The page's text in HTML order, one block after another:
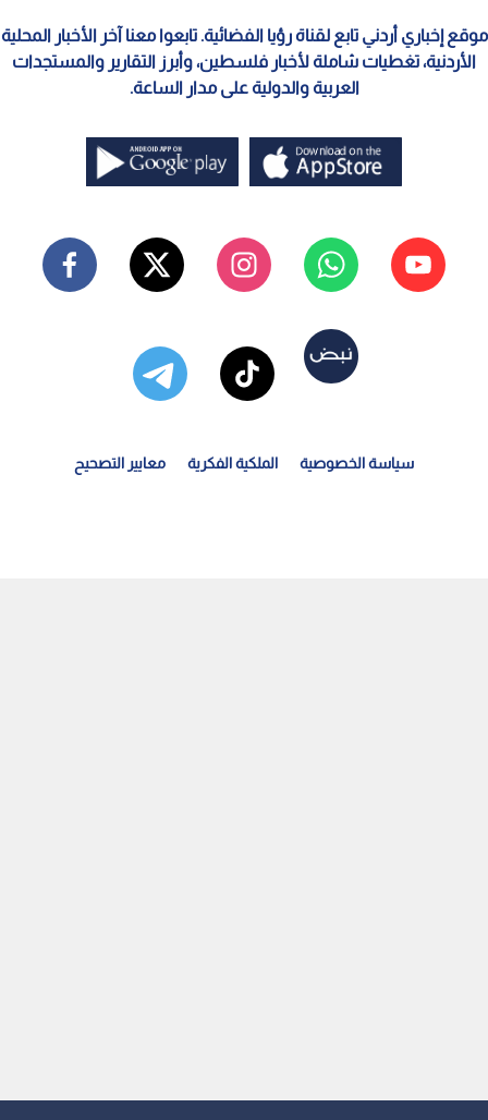
موقع إخباري أردني تابع لقناة رؤيا الفضائية. تابعوا معنا آخر الأخبار المحلية
الأردنية، تغطيات شاملة لأخبار فلسطين، وأبرز التقارير والمستجدات
العربية والدولية على مدار الساعة.
سياسة الخصوصية الملكية الفكرية معايير التصحيح